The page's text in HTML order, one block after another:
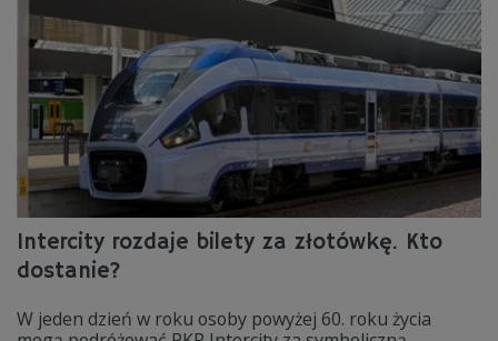
Intercity rozdaje bilety za złotówkę. Kto
dostanie?
W jeden dzień w roku osoby powyżej 60. roku życia